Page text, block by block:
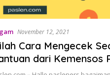
November 12, 2021
Cara Mengecek
dari Kemensos
PBI) Sudah